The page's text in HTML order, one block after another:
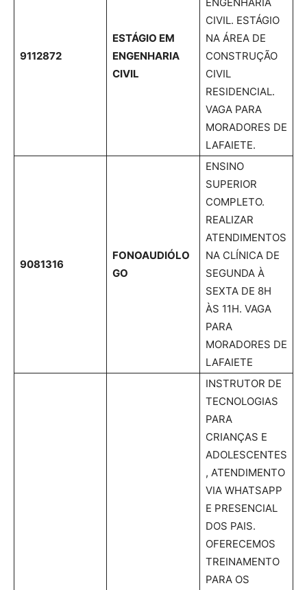
9112872
ESTÁGIO EM
ENGENHARIA
CIVIL
CIVIL. ESTÁGIO
NA ÁREA DE
CONSTRUÇÃO
CIVIL
RESIDENCIAL.
VAGA PARA
MORADORES DE
LAFAIETE.
9081316
FONOAUDIÓLO
GO
ENSINO
SUPERIOR
COMPLETO.
REALIZAR
ATENDIMENTOS
NA CLÍNICA DE
SEGUNDA À
SEXTA DE 8H
ÀS 11H. VAGA
PARA
MORADORES DE
LAFAIETE
INSTRUTOR DE
TECNOLOGIAS
PARA
CRIANÇAS E
ADOLESCENTES
, ATENDIMENTO
VIA WHATSAPP
E PRESENCIAL
DOS PAIS.
OFERECEMOS
TREINAMENTO
PARA OS